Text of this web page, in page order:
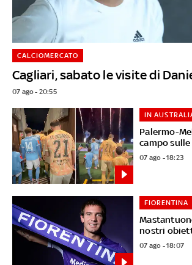
Cagliari, sabato le visite di
CALCIOMERCATO
07 ago - 20:55
Palermo-
campo
IN
07 ago - 18:23
nostri
FIORENTINA
07 ago - 18:07